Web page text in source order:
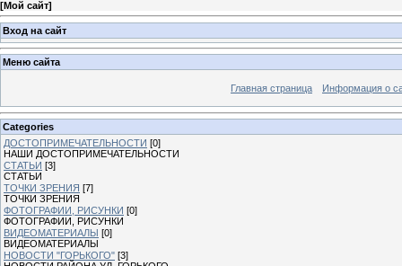
[Мой сайт]
Вход на сайт
Меню сайта
Главная страница Информация о
Categories
ДОСТОПРИМЕЧАТЕЛЬНОСТИ [0]
НАШИ ДОСТОПРИМЕЧАТЕЛЬНОСТИ
СТАТЬИ [3]
СТАТЬИ
ТОЧКИ ЗРЕНИЯ [7]
ТОЧКИ ЗРЕНИЯ
ФОТОГРАФИИ, РИСУНКИ [0]
ФОТОГРАФИИ, РИСУНКИ
ВИДЕОМАТЕРИАЛЫ [0]
ВИДЕОМАТЕРИАЛЫ
НОВОСТИ "ГОРЬКОГО" [3]